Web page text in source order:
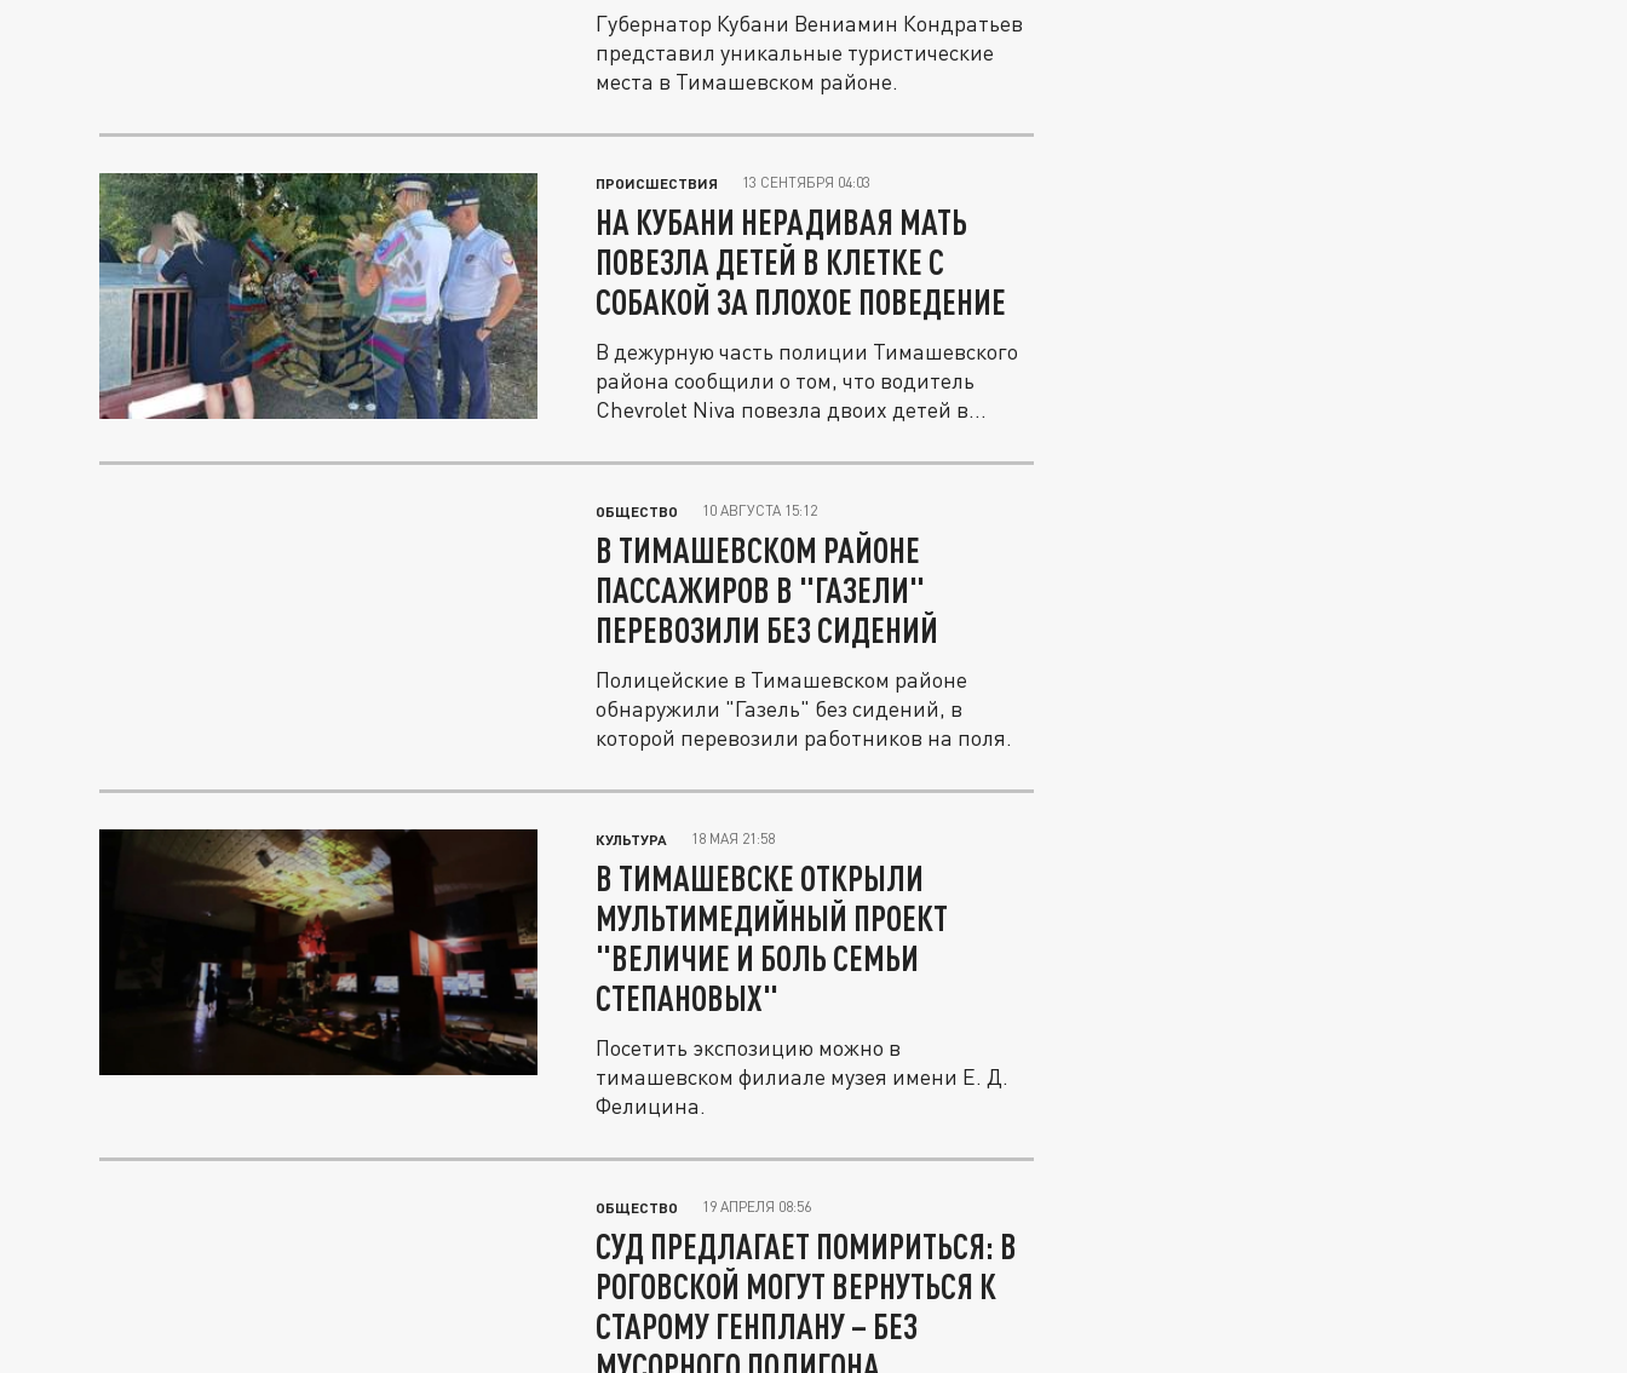
Губернатор Кубани Вениамин Кондратьев
представил уникальные туристические
места в Тимашевском районе.
ПРОИСШЕСТВИЯ 13 СЕНТЯБРЯ 04:03
НА КУБАНИ НЕРАДИВАЯ МАТЬ
ПОВЕЗЛА ДЕТЕЙ В КЛЕТКЕ С
СОБАКОЙ ЗА ПЛОХОЕ ПОВЕДЕНИЕ
В дежурную часть полиции Тимашевского
района сообщили о том, что водитель
Chevrolet Niva повезла двоих детей в...
ОБЩЕСТВО 10 АВГУСТА 15:12
В ТИМАШЕВСКОМ РАЙОНЕ
ПАССАЖИРОВ В "ГАЗЕЛИ"
ПЕРЕВОЗИЛИ БЕЗ СИДЕНИЙ
Полицейские в Тимашевском районе
обнаружили "Газель" без сидений, в
которой перевозили работников на поля.
КУЛЬТУРА 18 МАЯ 21:58
В ТИМАШЕВСКЕ ОТКРЫЛИ
МУЛЬТИМЕДИЙНЫЙ ПРОЕКТ
"ВЕЛИЧИЕ И БОЛЬ СЕМЬИ
СТЕПАНОВЫХ"
Посетить экспозицию можно в
тимашевском филиале музея имени Е. Д.
Фелицина.
ОБЩЕСТВО 19 АПРЕЛЯ 08:56
СУД ПРЕДЛАГАЕТ ПОМИРИТЬСЯ: В
РОГОВСКОЙ МОГУТ ВЕРНУТЬСЯ К
СТАРОМУ ГЕНПЛАНУ – БЕЗ